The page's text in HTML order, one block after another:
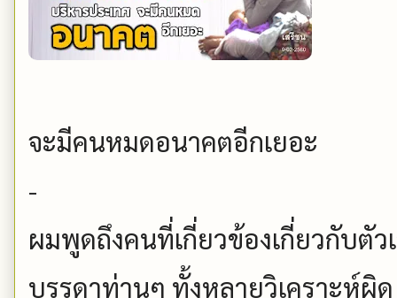
จะมีคนหมดอนาคตอีกเยอะ
-
ผมพูดถึงคนที่เกี่ยวข้องเกี่ยวกับตั
บรรดาท่านๆ ทั้งหลายวิเคราะห์ผิ